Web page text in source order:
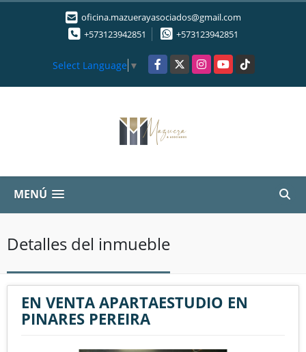
oficina.mazuerayasociados@gmail.com
+573123942851
+573123942851
Select Language ▼ Facebook
X InstagramYouTubeTikTok
MENÚ
Detalles del inmueble
EN VENTA APARTAESTUDIO EN
PINARES PEREIRA